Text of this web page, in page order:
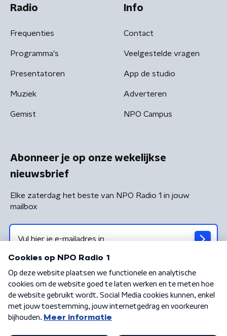
Radio
Frequenties
Programma's
Presentatoren
Muziek
Gemist
Info
Contact
Veelgestelde vragen
App de studio
Adverteren
NPO Campus
Abonneer je op onze wekelijkse
nieuwsbrief
Elke zaterdag het beste van NPO Radio 1 in jouw
mailbox
Algemene voorwaarden Privacybeleid